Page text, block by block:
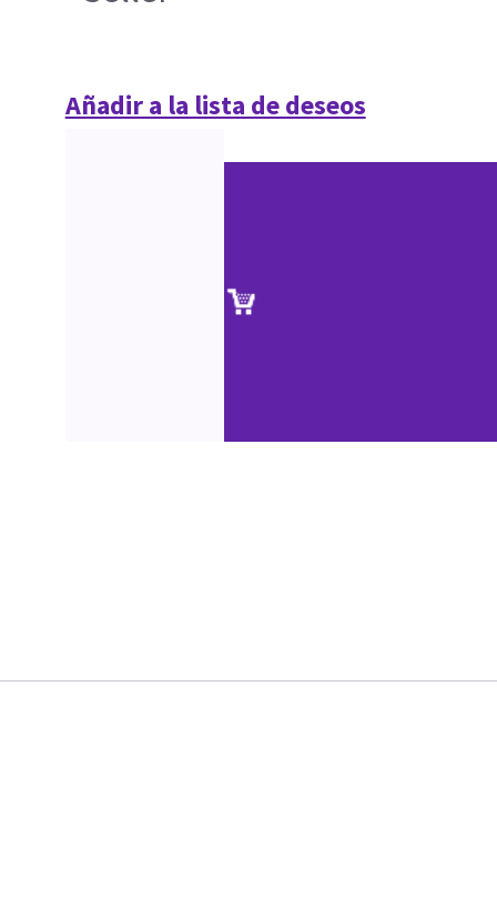
Añadir a la lista de deseos